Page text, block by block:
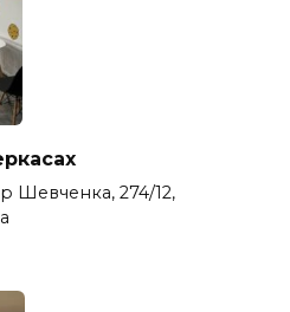
Шевченка, 274/12,